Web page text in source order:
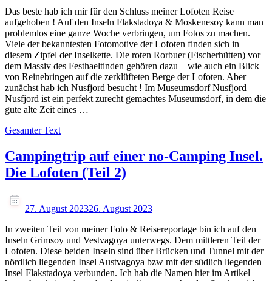
Das beste hab ich mir für den Schluss meiner Lofoten Reise
aufgehoben ! Auf den Inseln Flakstadoya & Moskenesoy kann man
problemlos eine ganze Woche verbringen, um Fotos zu machen.
Viele der bekanntesten Fotomotive der Lofoten finden sich in
diesem Zipfel der Inselkette. Die roten Rorbuer (Fischerhütten) vor
dem Massiv des Festhaeltinden gehören dazu – wie auch ein Blick
von Reinebringen auf die zerklüfteten Berge der Lofoten. Aber
zunächst hab ich Nusfjord besucht ! Im Museumsdorf Nusfjord
Nusfjord ist ein perfekt zurecht gemachtes Museumsdorf, in dem die
gute alte Zeit eines …
Gesamter Text
Campingtrip auf einer no-Camping Insel.
Die Lofoten (Teil 2)
27. August 202326. August 2023
In zweiten Teil von meiner Foto & Reisereportage bin ich auf den
Inseln Grimsoy und Vestvagoya unterwegs. Dem mittleren Teil der
Lofoten. Diese beiden Inseln sind über Brücken und Tunnel mit der
nördlich liegenden Insel Austvagoya bzw mit der südlich liegenden
Insel Flakstadoya verbunden. Ich hab die Namen hier im Artikel